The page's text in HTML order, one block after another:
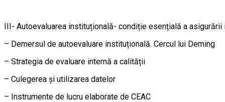
III- Autoevaluarea instituțională- condiție esențială a asigurării
– Demersul de autoevaluare instituțională. Cercul lui Deming
– Strategia de evaluare internă a calității
– Culegerea și utilizarea datelor
– Instrumente de lucru elaborate de CEAC